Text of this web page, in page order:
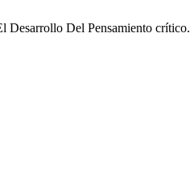
Desarrollo Del Pensamiento crítico.